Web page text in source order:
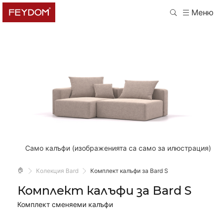
Меню
Само калъфи (изображенията са само за илюстрация)
🏠 Колекция Bard Комплект калъфи за Bard S
Комплект калъфи за Bard S
Комплект сменяеми калъфи